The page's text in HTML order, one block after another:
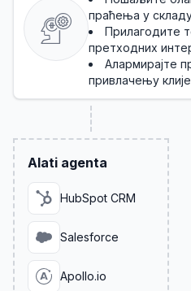
праћења у
Прилагодите
претходних
Алармирајте
привлачењу
Alati agenta
HubSpot CRM
Salesforce
Apollo.io